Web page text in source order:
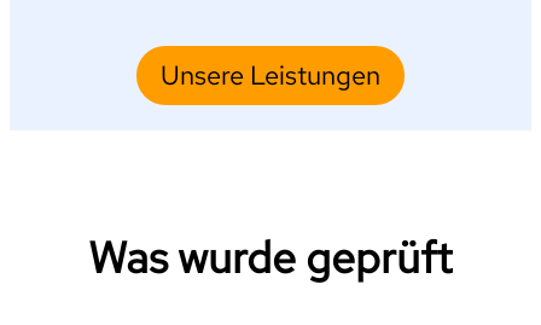
Unsere Leistungen
Was wurde geprüft